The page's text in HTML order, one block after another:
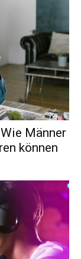
Männer
können